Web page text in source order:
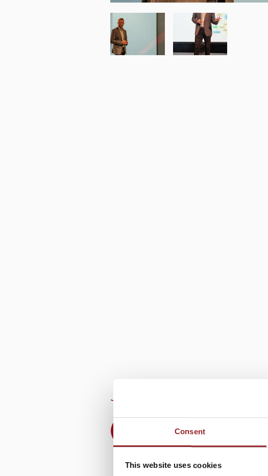
Consent
This website uses cookies
JETZT UNVERBINDLICH ANFRAGEN
+49 (0)821 790040-10